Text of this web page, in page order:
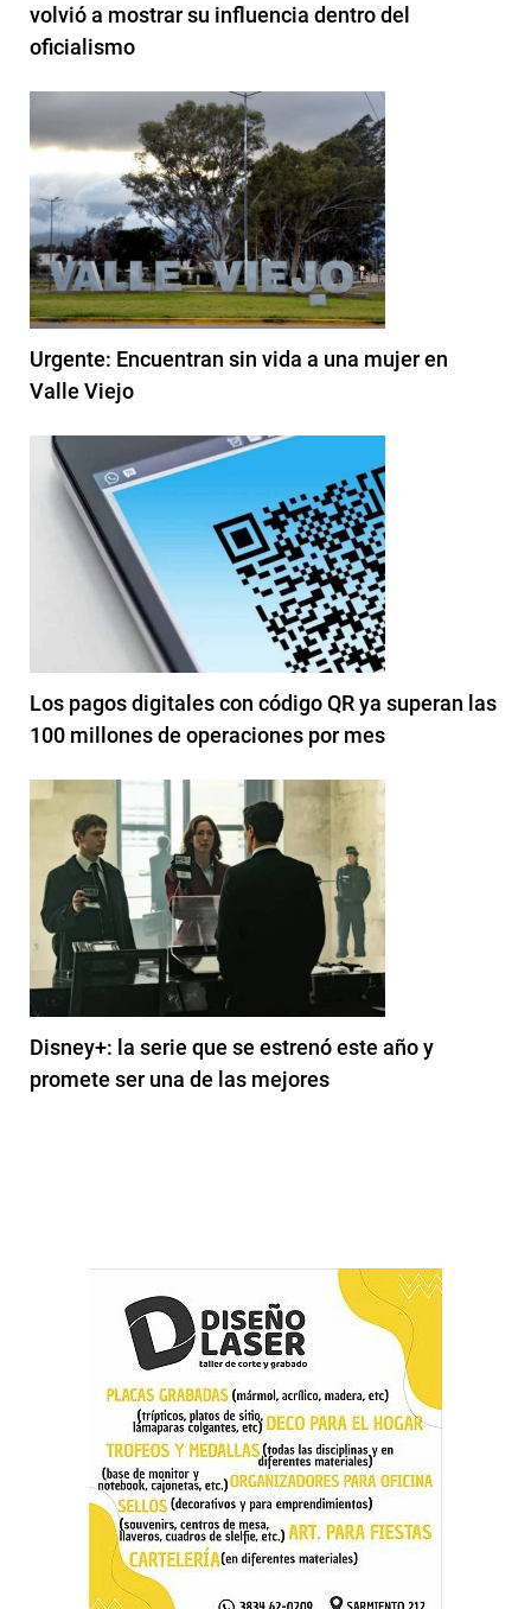
volvió a mostrar su influencia dentro del
oficialismo
Urgente: Encuentran sin vida a una mujer en
Valle Viejo
Los pagos digitales con código QR ya superan las
100 millones de operaciones por mes
Disney+: la serie que se estrenó este año y
promete ser una de las mejores